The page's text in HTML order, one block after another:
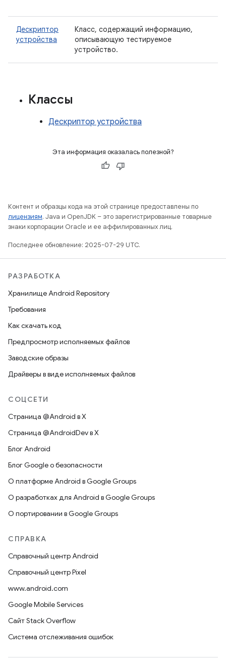
Дескриптор
устройства
Класс, содержащий информацию,
описывающую тестируемое
устройство.
Классы
Дескриптор устройства
Эта информация оказалась полезной?
Контент и образцы кода на этой странице предоставлены по
лицензиям. Java и OpenJDK – это зарегистрированные товарные
знаки корпорации Oracle и ее аффилированных лиц.
Последнее обновление: 2025-07-29 UTC.
РАЗРАБОТКА
Хранилище Android Repository
Требования
Как скачать код
Предпросмотр исполняемых файлов
Заводские образы
Драйверы в виде исполняемых файлов
СОЦСЕТИ
Страница @Android в X
Страница @AndroidDev в X
Блог Android
Блог Google о безопасности
О платформе Android в Google Groups
О разработках для Android в Google Groups
О портировании в Google Groups
СПРАВКА
Справочный центр Android
Справочный центр Pixel
www.android.com
Google Mobile Services
Сайт Stack Overflow
Система отслеживания ошибок